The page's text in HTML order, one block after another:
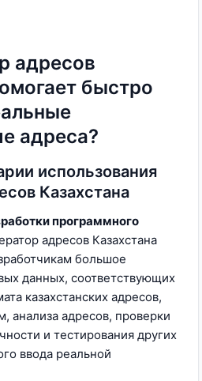
адресов
быстро
адреса?
использования
Казахстана
программного
адресов Казахстана
большое
данных, соответствующих
казахстанских адресов,
анализа адресов, проверки
и тестирования других
ввода реальной